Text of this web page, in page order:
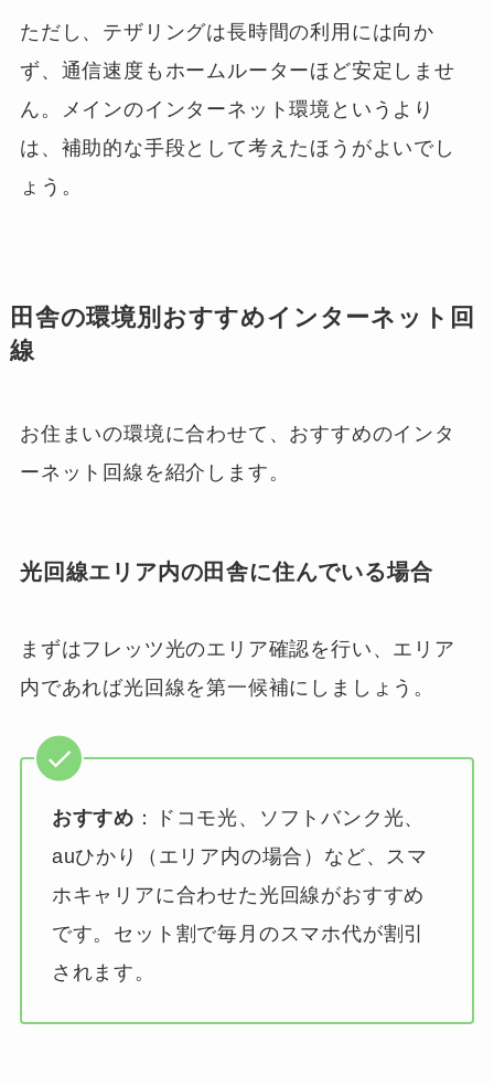
ただし、テザリングは長時間の利用には向か
ず、通信速度もホームルーターほど安定しませ
ん。メインのインターネット環境というより
は、補助的な手段として考えたほうがよいでし
ょう。
田舎の環境別おすすめインターネット回
線
お住まいの環境に合わせて、おすすめのインタ
ーネット回線を紹介します。
光回線エリア内の田舎に住んでいる場合
まずはフレッツ光のエリア確認を行い、エリア
内であれば光回線を第一候補にしましょう。
おすすめ ：ドコモ光、ソフトバンク光、
auひかり（エリア内の場合）など、スマ
ホキャリアに合わせた光回線がおすすめ
です。セット割で毎月のスマホ代が割引
されます。